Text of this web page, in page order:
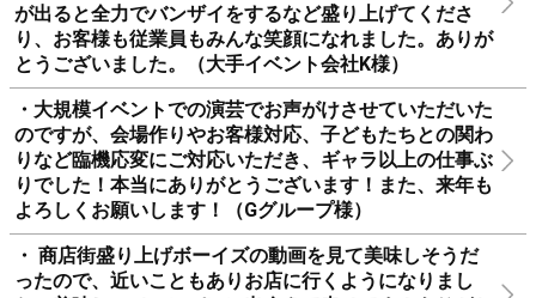
・商店街盛り上げボーイズの動画を見てイベントを手伝
ってもらいました。声出しや誘導、お客様対応など丁寧
に仕事をしてくれました。また、ガラポンくじで当たり
が出ると全力でバンザイをするなど盛り上げてくださ
り、お客様も従業員もみんな笑顔になれました。ありが
とうございました。（大手イベント会社K様）
・大規模イベントでの演芸でお声がけさせていただいた
のですが、会場作りやお客様対応、子どもたちとの関わ
りなど臨機応変にご対応いただき、ギャラ以上の仕事ぶ
りでした！本当にありがとうございます！また、来年も
よろしくお願いします！（Gグループ様）